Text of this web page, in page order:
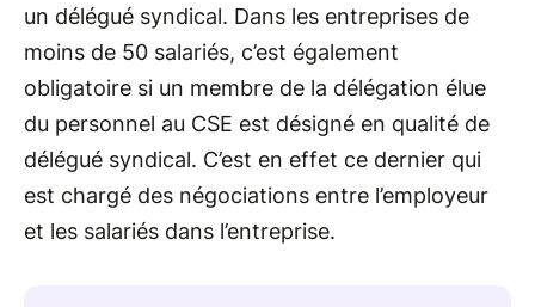
un délégué syndical. Dans les entreprises de
moins de 50 salariés, c’est également
obligatoire si un membre de la délégation élue
du personnel au CSE est désigné en qualité de
délégué syndical. C’est en effet ce dernier qui
est chargé des négociations entre l’employeur
et les salariés dans l’entreprise.